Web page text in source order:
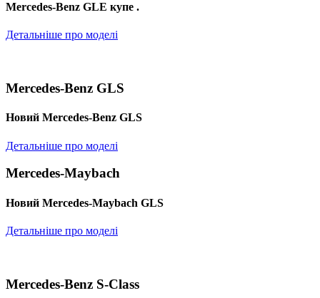
Mercedes-Benz GLE купе .
Детальніше про моделі
Mercedes-Benz GLS
Новий Mercedes-Benz GLS
Детальніше про моделі
Mercedes-Maybach
Новий Mercedes-Maybach GLS
Детальніше про моделі
Mercedes-Benz S-Class